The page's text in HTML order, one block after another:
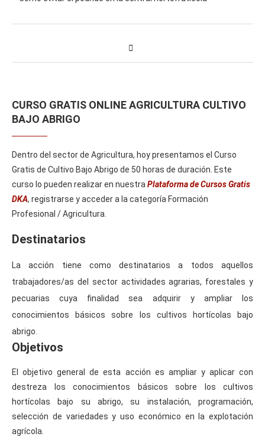
CURSO GRATIS ONLINE AGRICULTURA CULTIVO
BAJO ABRIGO
Dentro del sector de Agricultura, hoy presentamos el Curso
Gratis de Cultivo Bajo Abrigo de 50 horas de duración. Este
curso lo pueden realizar en nuestra Plataforma de Cursos Gratis
DKA, registrarse y acceder a la categoría Formación
Profesional / Agricultura.
Destinatarios
La acción tiene como destinatarios a todos aquellos
trabajadores/as del sector actividades agrarias, forestales y
pecuarias cuya finalidad sea adquirir y ampliar los
conocimientos básicos sobre los cultivos hortícolas bajo
abrigo.
Objetivos
El objetivo general de esta acción es ampliar y aplicar con
destreza los conocimientos básicos sobre los cultivos
hortícolas bajo su abrigo, su instalación, programación,
selección de variedades y uso económico en la explotación
agrícola.